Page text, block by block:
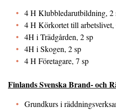
4 H Klubbledarutbildning, 2
4 H Körkortet till arbetslivet,
4H i Trädgården, 2 sp
4H i Skogen, 2 sp
4 H Företagare, 7 sp
Finlands Svenska Brand- och
Grundkurs i